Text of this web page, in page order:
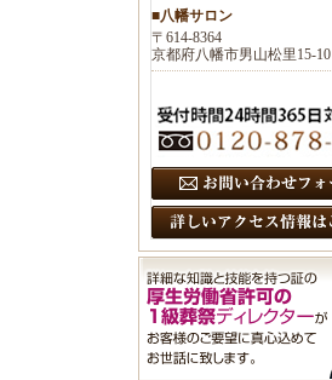
■八幡サロン
〒614-8364
京都府八幡市男山松里15-10